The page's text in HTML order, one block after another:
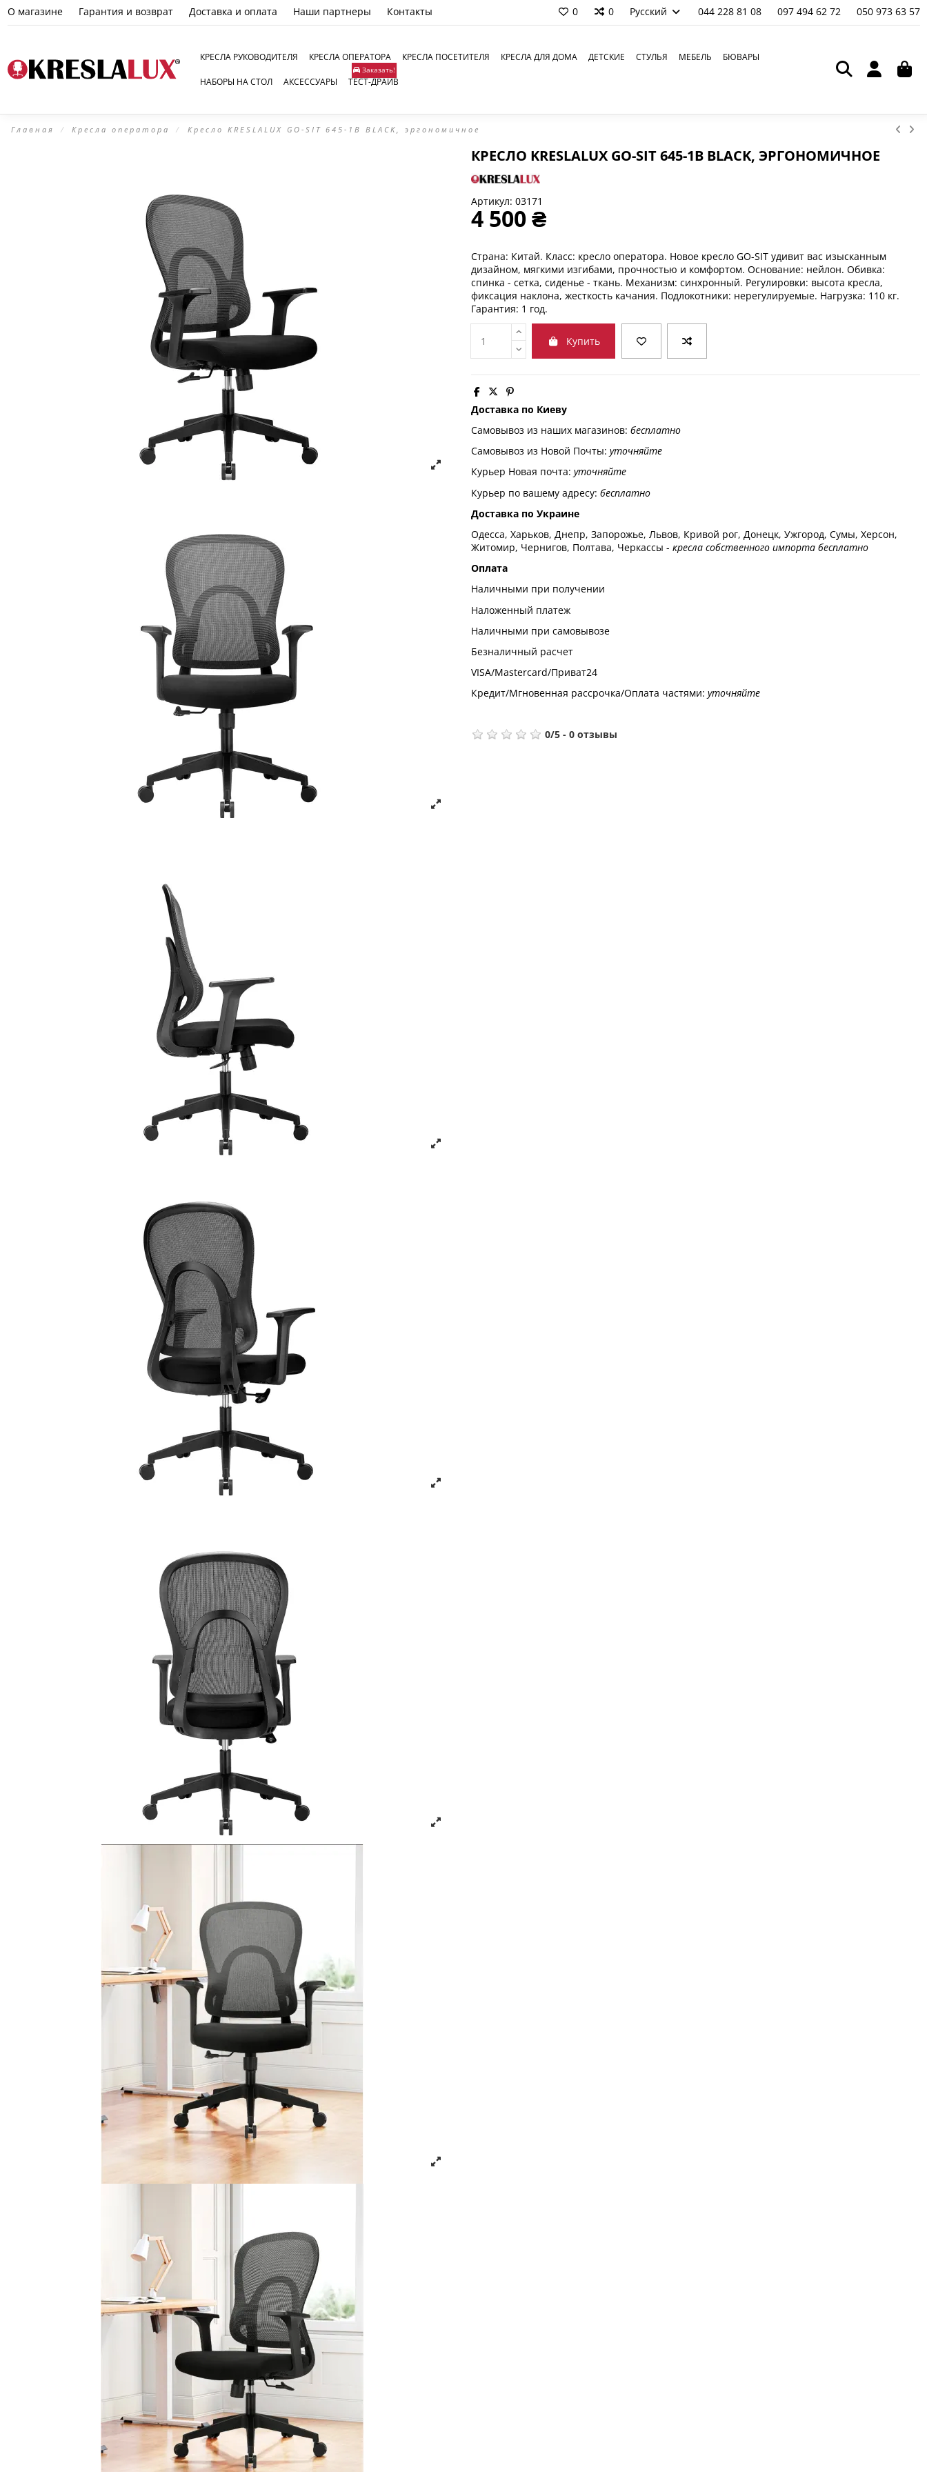
О магазине Гарантия и возврат Доставка и оплата Наши партнеры Контакты 0 0 Русский 044 228 81 08 097 494 62 72 050 973 63 57
КРЕСЛА РУКОВОДИТЕЛЯ КРЕСЛА ОПЕРАТОРА КРЕСЛА ПОСЕТИТЕЛЯ КРЕСЛА ДЛЯ ДОМА ДЕТСКИЕ СТУЛЬЯ МЕБЕЛЬ БЮВАРЫ
НАБОРЫ НА СТОЛ АКСЕССУАРЫ ТЕСТ-ДРАЙВ
Заказать!
Главная Кресла оператора Кресло KRESLALUX GO-SIT 645-1B BLACK, эргономичное
КРЕСЛО KRESLALUX GO-SIT 645-1B BLACK, ЭРГОНОМИЧНОЕ
Артикул: 03171
4 500 ₴
Страна: Китай. Класс: кресло оператора. Новое кресло GO-SIT удивит вас изысканным
дизайном, мягкими изгибами, прочностью и комфортом. Основание: нейлон. Обивка:
спинка - сетка, сиденье - ткань. Механизм: синхронный. Регулировки: высота кресла,
фиксация наклона, жесткость качания. Подлокотники: нерегулируемые. Нагрузка: 110 кг.
Гарантия: 1 год.
Купить
Доставка по Киеву
Самовывоз из наших магазинов: бесплатно
Самовывоз из Новой Почты: уточняйте
Курьер Новая почта: уточняйте
Курьер по вашему адресу: бесплатно
Доставка по Украине
Одесса, Харьков, Днепр, Запорожье, Львов, Кривой рог, Донецк, Ужгород, Сумы, Херсон,
Житомир, Чернигов, Полтава, Черкассы - кресла собственного импорта бесплатно
Оплата
Наличными при получении
Наложенный платеж
Наличными при самовывозе
Безналичный расчет
VISA/Mastercard/Приват24
Кредит/Мгновенная рассрочка/Оплата частями: уточняйте
0/5- 0 отзывы